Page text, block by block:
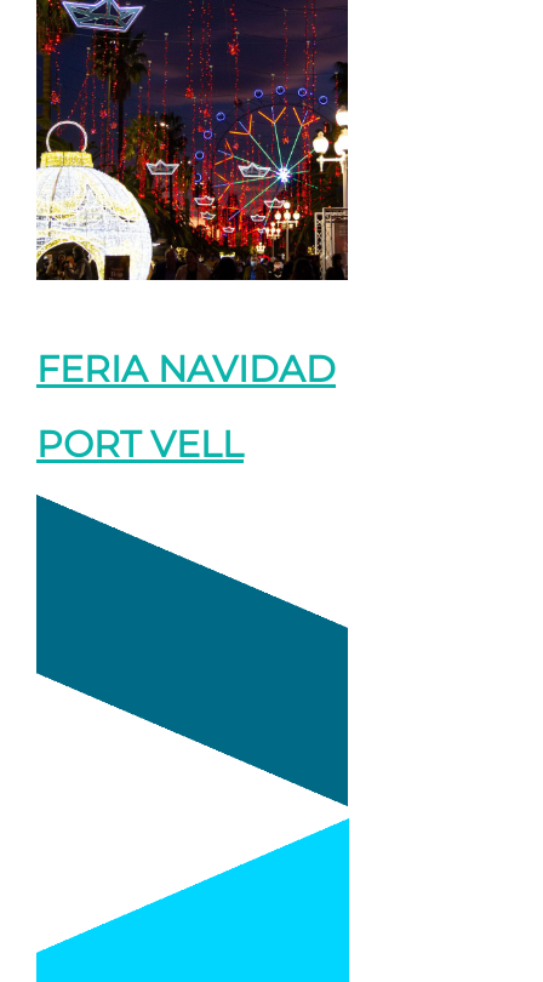
FERIA NAVIDAD
PORT VELL